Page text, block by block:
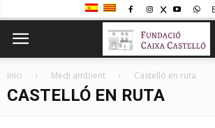
Inici Medi ambient Castelló en ruta
CASTELLÓ EN RUTA